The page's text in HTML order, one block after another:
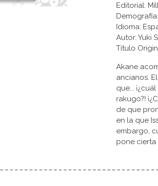
Editorial:
Idioma:
Autor: Yuki
Título
Akane
ancianos.
que...
rakugo?!
de que
en la que
embargo,
pone